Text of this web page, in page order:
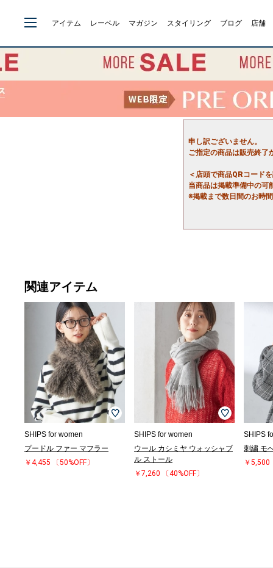
アイテム レーベル マガジン スタイリング ブログ 店舗
申し訳ございません。
ご指定の商品は販売終了
＜店頭で商品QRコード
当商品は掲載準備中の可
※掲載まで数日間のお時
関連アイテム
SHIPS for women
プードル ファー マフラー
￥4,455
〔50%OFF〕
SHIPS for women
ウール カシミヤ ウォッシャブ
ル ストール
￥7,260
〔40%OFF〕
SHIPS
刺繍 モ
￥5,500